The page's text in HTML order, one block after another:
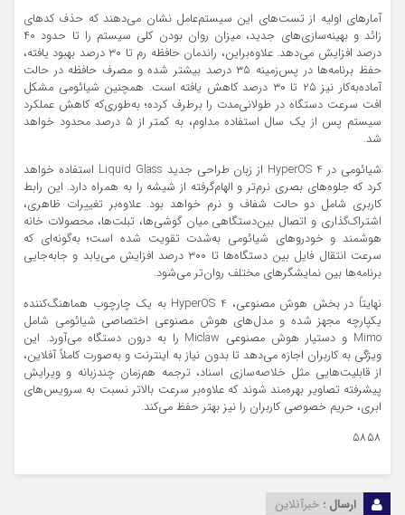
آمارهای اولیه از تست‌های این سیستم‌عامل نشان می‌دهند که حذف کدهای
زائد و بهینه‌سازی‌های جدید، میزان روان بودن کلی سیستم را تا حدود ۴۰
درصد افزایش می‌دهد. علاوه‌براین، راندمان حافظه رم تا ۳۰ درصد بهبود یافته،
حفظ برنامه‌ها در پس‌زمینه ۳۵ درصد بیشتر شده و مصرف حافظه در حالت
آماده‌به‌کار نیز ۲۵ تا ۳۰ درصد کاهش یافته است. همچنین شیائومی مشکل
افت سرعت دستگاه در طولانی‌مدت را برطرف کرده؛ به‌طوری‌که کاهش عملکرد
سیستم پس از یک سال استفاده مداوم، به کمتر از ۵ درصد محدود خواهد
شد.
شیائومی در HyperOS 4 از زبان طراحی جدید Liquid Glass استفاده خواهد
کرد که جلوه‌های بصری نرم‌تر و الهام‌گرفته از شیشه را به همراه دارد. این رابط
کاربری شامل دو حالت شفاف و نرم خواهد بود. علاوه‌بر تغییرات ظاهری،
اشتراک‌گذاری و اتصال بین‌دستگاهی میان گوشی‌ها، تبلت‌ها، محصولات خانه
هوشمند و خودروهای شیائومی به‌شدت تقویت شده است؛ به‌گونه‌ای که
سرعت انتقال فایل بین دستگاه‌ها تا ۳۰۰ درصد افزایش می‌یابد و جابه‌جایی
برنامه‌ها بین نمایشگرهای مختلف روان‌تر می‌شود.
نهایتاً در بخش هوش مصنوعی، HyperOS 4 به یک چارچوب هماهنگ‌کننده
یکپارچه مجهز شده و مدل‌های هوش مصنوعی اختصاصی شیائومی شامل
Mimo و دستیار هوش مصنوعی Miclaw را به درون دستگاه می‌آورد. این
ویژگی به کاربران اجازه می‌دهد تا بدون نیاز به اینترنت و به‌صورت کاملاً آفلاین،
از قابلیت‌هایی مثل خلاصه‌سازی اسناد، ترجمه هم‌زمان چندزبانه و ویرایش
پیشرفته تصاویر بهره‌مند شوند که علاوه‌بر سرعت بالاتر نسبت به سرویس‌های
ابری، حریم خصوصی کاربران را نیز بهتر حفظ می‌کند.
۵۸۵۸
ارسال : خبرآنلاین